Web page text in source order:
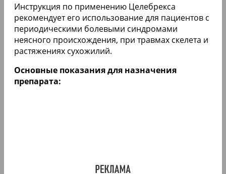
Инструкция по применению Целебрекса
рекомендует его использование для пациентов с
периодическими болевыми синдромами
неясного происхождения, при травмах скелета и
растяжениях сухожилий.
Основные показания для назначения
препарата: